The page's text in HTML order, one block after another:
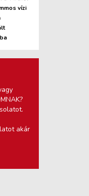
vízi
akár